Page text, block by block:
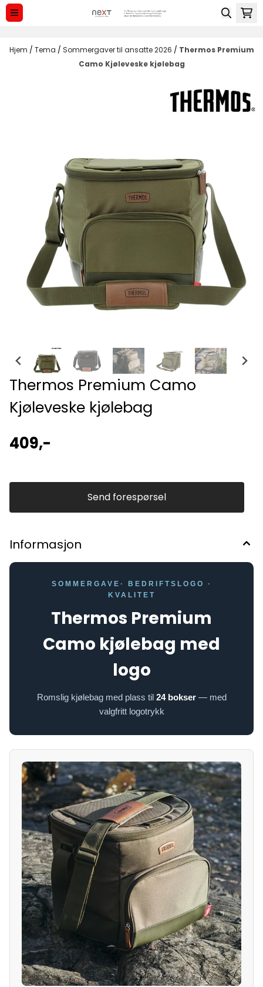
Hopp til innhold
Hjem / Tema / Sommergaver til ansatte 2026 / Thermos Premium
Camo Kjøleveske kjølebag
Thermos Premium Camo
Kjøleveske kjølebag
409,-
Send forespørsel
Informasjon
SOMMERGAVE· BEDRIFTSLOGO ·
KVALITET
Thermos Premium
Camo kjølebag med
logo
Romslig kjølebag med plass til 24 bokser— med
valgfritt logotrykk